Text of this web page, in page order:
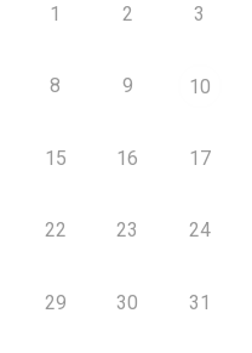
1 2 3
8 9 10
15 16 17
22 23 24
29 30 31